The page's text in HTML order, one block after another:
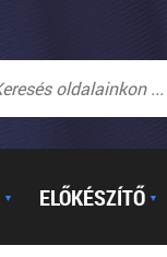
▼ ELŐKÉSZÍTŐ ▼